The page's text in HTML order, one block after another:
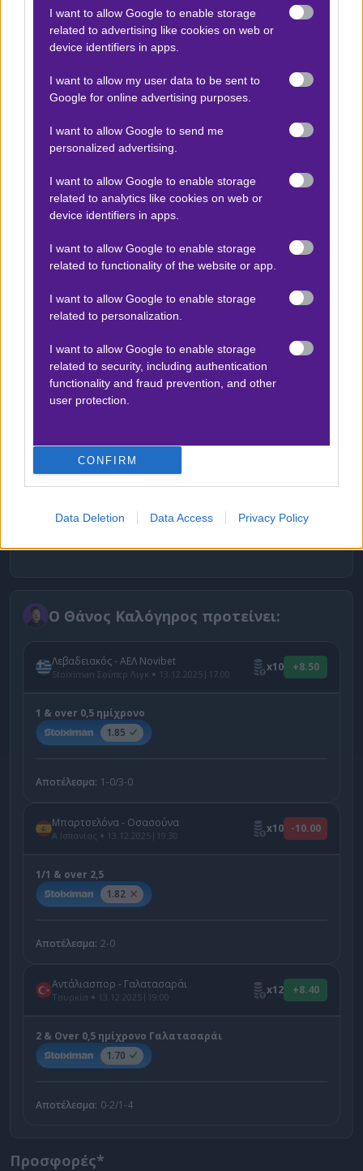
I want to allow Google to enable storage
related to advertising like cookies on web or
device identifiers in apps.
I want to allow my user data to be sent to
Google for online advertising purposes.
I want to allow Google to send me
personalized advertising.
I want to allow Google to enable storage
related to analytics like cookies on web or
device identifiers in apps.
I want to allow Google to enable storage
related to functionality of the website or app.
I want to allow Google to enable storage
related to personalization.
I want to allow Google to enable storage
related to security, including authentication
functionality and fraud prevention, and other
user protection.
CONFIRM
Data Deletion Data Access Privacy Policy
που καλά κρατεί, δίνουν προβάδισμα στην έδρα.
ακολουθούμε την Μπάρτσα
που βάζει πλώρη για τη διατήρηση των
κεκτημένων.Επένδυση 10 units medium stake στο
bet builder 1/1 & over 2,5 σε απόδοση
συνδρομητικό. Καλό υπόλοιπο σε όλους, τα λέμε
παράλληλα και στοtelegram channel.
Βγήκε νέο επεισόδιο Playbook
! Ακολούθησέ
μας στο 🅾𝐈𝐧𝐬𝐭𝐚𝐠𝐫𝐚𝐦★ για να μη χάνεις
Δείτε με ένα κλικ τις καλύτερες προσφορές* της
Ο Θάνος Καλόγηρος προτείνει:
Λεβαδειακός - ΑΕΛ Novibet
Stoiximan Σούπερ Λιγκ 13.12.2025 | 17:00 x10 +8.50
1 & over 0,5 ημίχρονο
1.85
Αποτέλεσμα: 1-0/3-0
Μπαρτσελόνα - Οσασούνα
Α Ισπανίας 13.12.2025 | 19:30 x10 -10.00
1/1 & over 2,5
1.82
Αποτέλεσμα: 2-0
Αντάλιασπορ - Γαλατασαράι
Τουρκία 13.12.2025 | 19:00 x12 +8.40
2 & Over 0,5 ημίχρονο Γαλατασαράι
1.70
Αποτέλεσμα: 0-2/1-4
Προσφορές*